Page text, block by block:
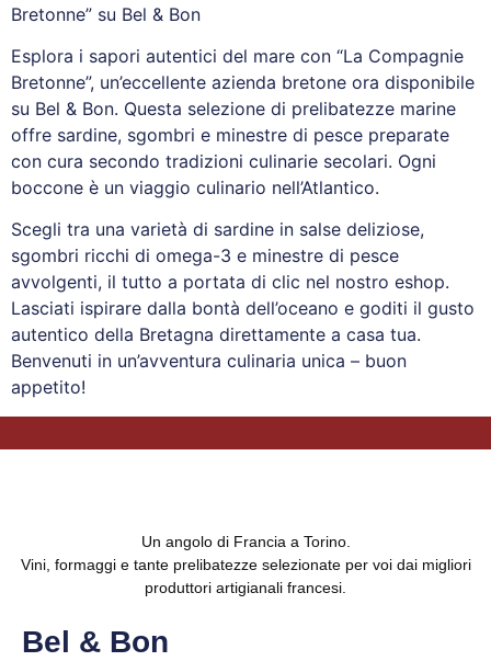
Bretonne” su Bel & Bon
Esplora i sapori autentici del mare con “La Compagnie
Bretonne”, un’eccellente azienda bretone ora disponibile
su Bel & Bon. Questa selezione di prelibatezze marine
offre sardine, sgombri e minestre di pesce preparate
con cura secondo tradizioni culinarie secolari. Ogni
boccone è un viaggio culinario nell’Atlantico.
Scegli tra una varietà di sardine in salse deliziose,
sgombri ricchi di omega-3 e minestre di pesce
avvolgenti, il tutto a portata di clic nel nostro eshop.
Lasciati ispirare dalla bontà dell’oceano e goditi il gusto
autentico della Bretagna direttamente a casa tua.
Benvenuti in un’avventura culinaria unica – buon
appetito!
Un angolo di Francia a Torino.
Vini, formaggi e tante prelibatezze selezionate per voi dai migliori
produttori artigianali francesi.
Bel & Bon